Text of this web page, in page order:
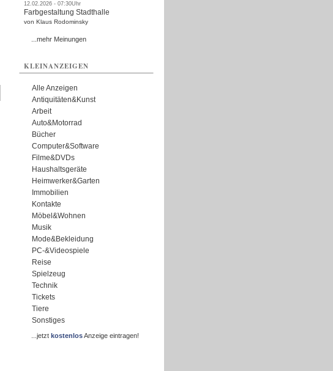
12.02.2026 - 07:30Uhr
Farbgestaltung Stadthalle
von Klaus Rodominsky
...mehr Meinungen
KLEINANZEIGEN
Alle Anzeigen
Antiquitäten&Kunst
Arbeit
Auto&Motorrad
Bücher
Computer&Software
Filme&DVDs
Haushaltsgeräte
Heimwerker&Garten
Immobilien
Kontakte
Möbel&Wohnen
Musik
Mode&Bekleidung
PC-&Videospiele
Reise
Spielzeug
Technik
Tickets
Tiere
Sonstiges
...jetzt kostenlosAnzeige eintragen!